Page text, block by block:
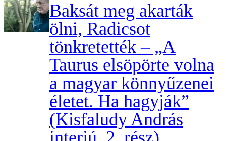
Baksát meg akarták
ölni, Radicsot
tönkretették – „A
Taurus elsöpörte volna
a magyar könnyűzenei
életet. Ha hagyják”
(Kisfaludy András